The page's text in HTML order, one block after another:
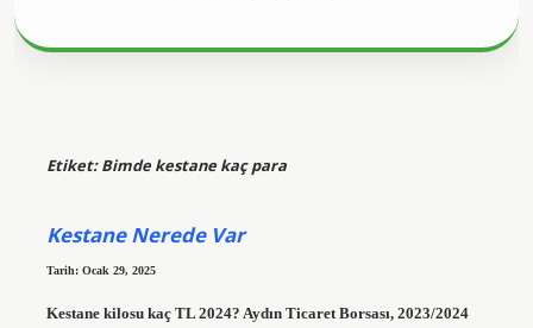
Etiket:Bimde kestane kaç para
Kestane Nerede Var
Tarih: Ocak 29, 2025
Kestane kilosu kaç TL 2024? Aydın Ticaret Borsası, 2023/2024